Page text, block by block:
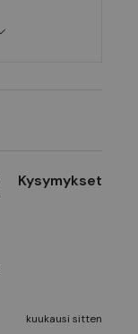
Kysymykset
kuukausi sitten